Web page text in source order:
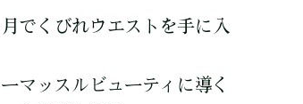
でくびれウエストを手に入
ッスルビューティに導く